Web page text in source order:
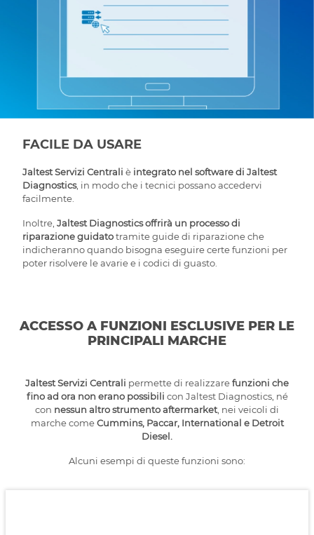
FACILE DA USARE
Jaltest Servizi Centrali è integrato nel software di Jaltest
Diagnostics, in modo che i tecnici possano accedervi
facilmente.
Inoltre, Jaltest Diagnostics offrirà un processo di
riparazione guidatotramite guide di riparazione che
indicheranno quando bisogna eseguire certe funzioni per
poter risolvere le avarie e i codici di guasto.
ACCESSO A FUNZIONI ESCLUSIVE PER LE
PRINCIPALI MARCHE
Jaltest Servizi Centrali permette di realizzarefunzioni che
fino ad ora non erano possibili con Jaltest Diagnostics, né
con nessun altro strumento aftermarket, nei veicoli di
marche comeCummins, Paccar, International e Detroit
Diesel.
Alcuni esempi di queste funzioni sono: